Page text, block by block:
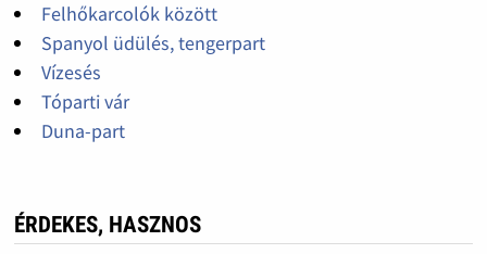
Felhőkarcolók között
Spanyol üdülés, tengerpart
Vízesés
Tóparti vár
Duna-part
ÉRDEKES, HASZNOS